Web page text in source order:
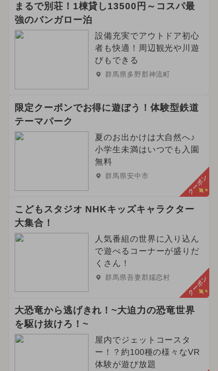
まるで別荘！1棟貸し13500円～コスパ最
強のバンガロー泊
設備充実でアウトドア初心
者も快適！周辺観光や川遊
びもできる
群馬県多野郡神流町
限定クーポンでお得に遊ぼう！体験型鉄道
テーマパーク
夏のお出かけは大自然へ♪
小学生未満はいつでも入園
無料
群馬県安中市 クーポン
こどもスタジオ NHKキッズキャラクター
大集合！
人気番組の世界に入り込ん
で遊べるコーナーが盛りだ
くさん！
群馬県吾妻郡嬬恋村 クーポン
大恐竜から逃げきれ！~大迫力の恐竜世界
を駆け抜けろ！~
屋内でジェットコースタ
ー！？約100種の様々なVR
体験が遊び放題